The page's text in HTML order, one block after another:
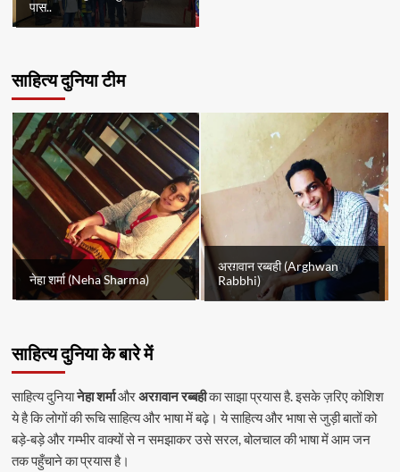
पास..
साहित्य दुनिया टीम
नेहा शर्मा (Neha Sharma)
अरग़वान रब्बही (Arghwan
Rabbhi)
साहित्य दुनिया के बारे में
साहित्य दुनियानेहा शर्माऔरअरग़वान रब्बहीका साझा प्रयास है. इसके ज़रिए कोशिश
ये है कि लोगों की रूचि साहित्य और भाषा में बढ़े। ये साहित्य और भाषा से जुड़ी बातों को
बड़े-बड़े और गम्भीर वाक्यों से न समझाकर उसे सरल, बोलचाल की भाषा में आम जन
तक पहुँचाने का प्रयास है।